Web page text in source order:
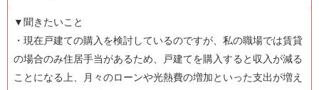
▼聞きたいこと
・現在戸建ての購入を検討しているのですが、私の職場では賃貸
の場合のみ住居手当があるため、戸建てを購入すると収入が減る
ことになる上、月々のローンや光熱費の増加といった支出が増え